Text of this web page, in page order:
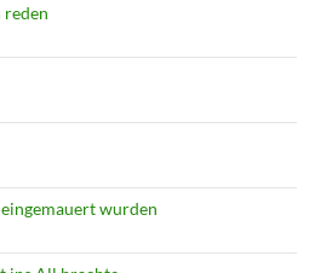
reden
wurden